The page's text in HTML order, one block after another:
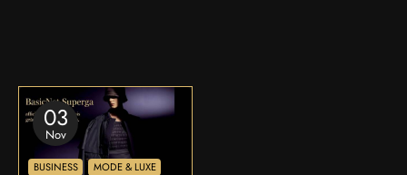
03
Nov
BUSINESS MODE & LUXE